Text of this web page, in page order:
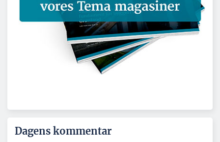
Dagens kommentar